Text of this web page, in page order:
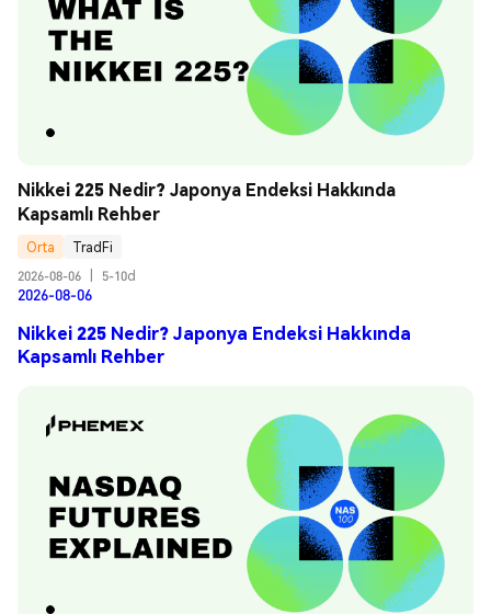
Nikkei 225 Nedir? Japonya Endeksi Hakkında
Kapsamlı Rehber
Orta
TradFi
2026-08-06
5-10d
2026-08-06
Nikkei 225 Nedir? Japonya Endeksi Hakkında
Kapsamlı Rehber